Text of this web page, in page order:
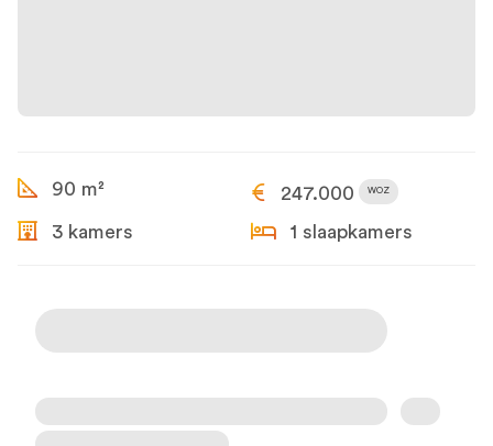
90 m² 247.000 WOZ
3 kamers 1 slaapkamers